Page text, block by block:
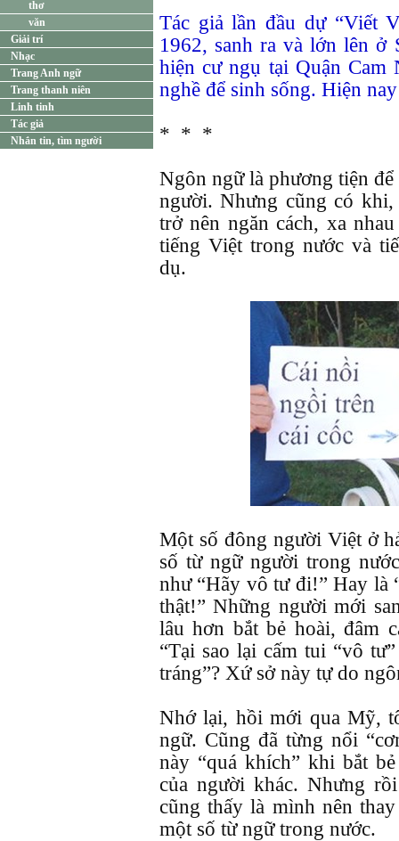
thơ
văn
Giải trí
Nhạc
Trang Anh ngữ
Trang thanh niên
Linh tinh
Tác giả
Nhắn tin, tìm người
Tác giả lần đầu dự “Viết
1962, sanh ra và lớn lên ở
hiện cư ngụ tại Quận
nghề để sinh sống. Hiện
* * *
Ngôn ngữ là phương tiện
người. Nhưng cũng có
trở nên ngăn cách, xa
tiếng Việt trong nước và
dụ.
Một số đông người Việt ở
số từ ngữ người trong
như “Hãy vô tư đi!” Hay là
thật!” Những người mới
lâu hơn bắt bẻ hoài, đâm
“Tại sao lại cấm tui “vô
tráng”? Xứ sở này tự do
Nhớ lại, hồi mới qua Mỹ,
ngữ. Cũng đã từng nổi
này “quá khích” khi bắt
của người khác. Nhưng
cũng thấy là mình nên
một số từ ngữ trong nước.